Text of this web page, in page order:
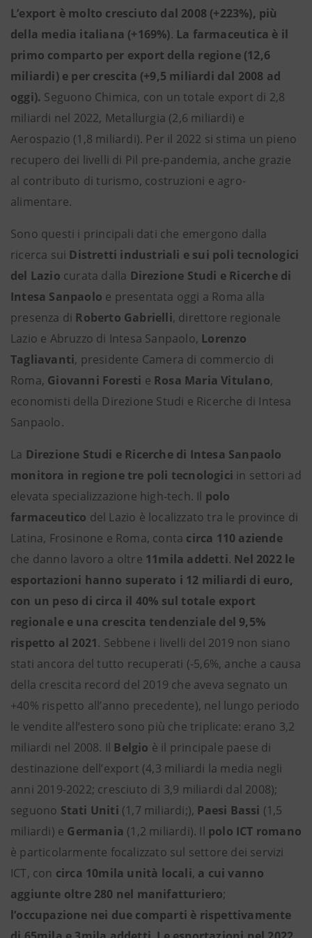
L’export è molto cresciuto dal 2008 (+223%), più
della media italiana (+169%). La farmaceutica è il
primo comparto per export della regione (12,6
miliardi) e per crescita (+9,5 miliardi dal 2008 ad
oggi). Seguono Chimica, con un totale export di 2,8
miliardi nel 2022, Metallurgia (2,6 miliardi) e
Aerospazio (1,8 miliardi). Per il 2022 si stima un pieno
recupero dei livelli di Pil pre-pandemia, anche grazie
al contributo di turismo, costruzioni e agro-
alimentare.
Sono questi i principali dati che emergono dalla
ricerca sui Distretti industriali e sui poli tecnologici
del Lazio curata dalla Direzione Studi e Ricerche di
Intesa Sanpaolo e presentata oggi a Roma alla
presenza di Roberto Gabrielli, direttore regionale
Lazio e Abruzzo di Intesa Sanpaolo, Lorenzo
Tagliavanti, presidente Camera di commercio di
Roma, Giovanni Foresti e Rosa Maria Vitulano,
economisti della Direzione Studi e Ricerche di Intesa
Sanpaolo.
La Direzione Studi e Ricerche di Intesa Sanpaolo
monitora in regione tre poli tecnologici in settori ad
elevata specializzazione high-tech. Il polo
farmaceutico del Lazio è localizzato tra le province di
Latina, Frosinone e Roma, conta circa 110 aziende
che danno lavoro a oltre 11mila addetti. Nel 2022 le
esportazioni hanno superato i 12 miliardi di euro,
con un peso di circa il 40% sul totale export
regionale e una crescita tendenziale del 9,5%
rispetto al 2021. Sebbene i livelli del 2019 non siano
stati ancora del tutto recuperati (-5,6%, anche a causa
della crescita record del 2019 che aveva segnato un
+40% rispetto all’anno precedente), nel lungo periodo
le vendite all’estero sono più che triplicate: erano 3,2
miliardi nel 2008. Il Belgio è il principale paese di
destinazione dell’export (4,3 miliardi la media negli
anni 2019-2022; cresciuto di 3,9 miliardi dal 2008);
seguono Stati Uniti (1,7 miliardi;), Paesi Bassi (1,5
miliardi) e Germania (1,2 miliardi). Il polo ICT romano
è particolarmente focalizzato sul settore dei servizi
ICT, con circa 10mila unità locali, a cui vanno
aggiunte oltre 280 nel manifatturiero;
l’occupazione nei due comparti è rispettivamente